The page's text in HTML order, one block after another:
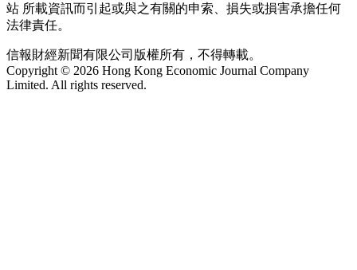
站 所載資訊而引起或與之有關的申索、損失或損害承擔任何
法律責任。
信報財經新聞有限公司版權所有，不得轉載。
Copyright © 2026 Hong Kong Economic Journal Company
Limited. All rights reserved.